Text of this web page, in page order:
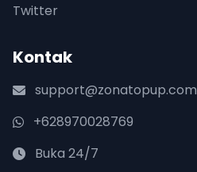
Twitter
Kontak
support@zonatopup.com
+628970028769
Buka 24/7